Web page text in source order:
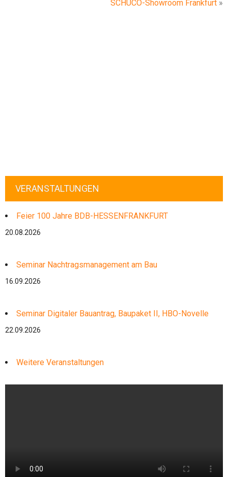
SCHÜCO-Showroom Frankfurt »
VERANSTALTUNGEN
Feier 100 Jahre BDB-HESSENFRANKFURT
20.08.2026
Seminar Nachtragsmanagement am Bau
16.09.2026
Seminar Digitaler Bauantrag, Baupaket II, HBO-Novelle
22.09.2026
Weitere Veranstaltungen